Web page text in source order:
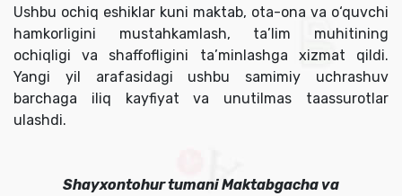
Ushbu ochiq eshiklar kuni maktab, ota-ona va o‘quvchi
hamkorligini mustahkamlash, ta’lim muhitining
ochiqligi va shaffofligini ta’minlashga xizmat qildi.
Yangi yil arafasidagi ushbu samimiy uchrashuv
barchaga iliq kayfiyat va unutilmas taassurotlar
ulashdi.
Shayxontohur tumani Maktabgacha va